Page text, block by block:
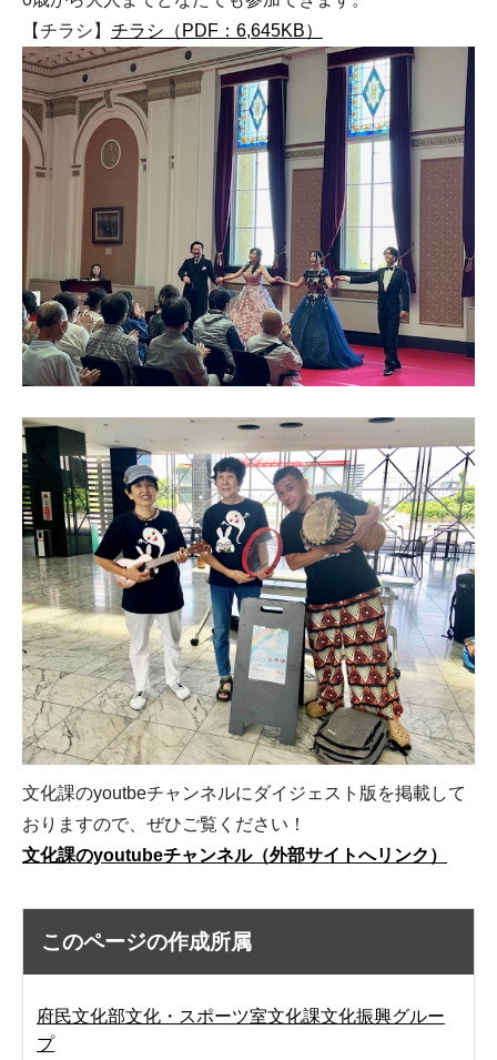
【チラシ】 チラシ（PDF：6,645KB）
文化課のyoutbeチャンネルにダイジェスト版を掲載して
おりますので、ぜひご覧ください！
文化課のyoutubeチャンネル（外部サイトへリンク）
このページの作成所属
府民文化部文化・スポーツ室文化課文化振興グルー
プ